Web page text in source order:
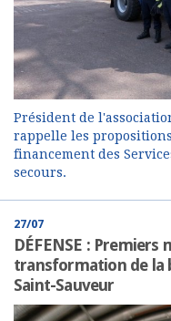
Président de
rappelle les
financement des
secours.
27/07
DÉFENSE :
transformation de la
Saint-Sauveur